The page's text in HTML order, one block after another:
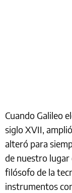
Cuando Galileo
siglo XVII,
alteró para
de nuestro lugar
filósofo de la
instrumentos